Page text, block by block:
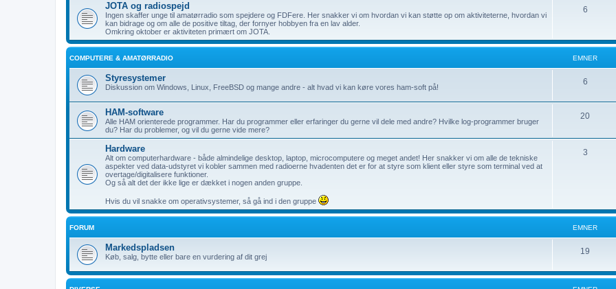
n
r
JOTA og radiospejd
Ingen skaffer unge til amatørradio som spejdere og FDFere. Her snakker vi om hvordan vi kan støtte op om aktiviteterne, hvordan vi
kan bidrage og om alle de positive tiltag, der fornyer hobbyen fra en lav alder.
Omkring oktober er aktiviteten primært om JOTA.
6E
n
e
r
COMPUTERE & AMATØRRADIO EMNER
Styresystemer
Diskussion om Windows, Linux, FreeBSD og mange andre - alt hvad vi kan køre vores ham-soft på!
6E
n
r
HAM-software
Alle HAM orienterede programmer. Har du programmer eller erfaringer du gerne vil dele med andre? Hvilke log-programmer bruger
du? Har du problemer, og vil du gerne vide mere?
20E
Hardware
Alt om computerhardware - både almindelige desktop, laptop, microcomputere og meget andet! Her snakker vi om alle de tekniske
aspekter ved data-udstyret vi kobler sammen med radioerne hvadenten det er for at styre som klient eller styre som terminal ved at
overtage/digitalisere funktioner.
Og så alt det der ikke lige er dækket i nogen anden gruppe.
Hvis du vil snakke om operativsystemer, så gå ind i den gruppe
3E
r
FORUM EMNER
Markedspladsen
Køb, salg, bytte eller bare en vurdering af dit grej
19
n